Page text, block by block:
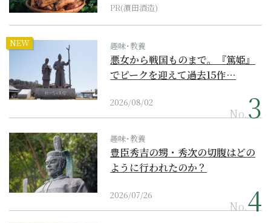
PR(濵田酒造)
NEW 趣味･教養
悪女から戦国ものまで。『篤姫』
でピークを迎えて過去15作…
2026/08/02
No.
趣味･教養
豊臣秀吉の甥・秀次の切腹はどの
ように行われたのか？
2026/07/26
No.